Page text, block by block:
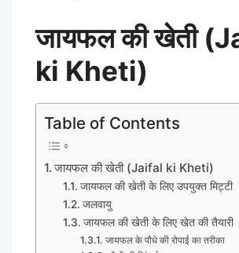
जायफल की खेती
ki Kheti)
Table of Contents
जायफल की खेती (Jaifal ki Kheti)
जायफल की खेती के लिए उपयुक्त मिट्टी
जलवायु
जायफल की खेती के लिए खेत की तैयारी
जायफल के पौधे की रोपाई का तरीका